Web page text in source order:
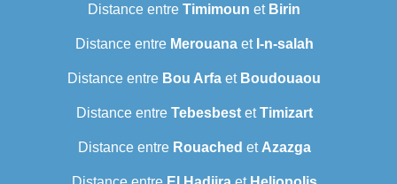
Distance entre Timimoun et Birin
Distance entre Merouanaet I-n-salah
Distance entre Bou Arfa et Boudouaou
Distance entre TebesbestetTimizart
Distance entre Rouached et Azazga